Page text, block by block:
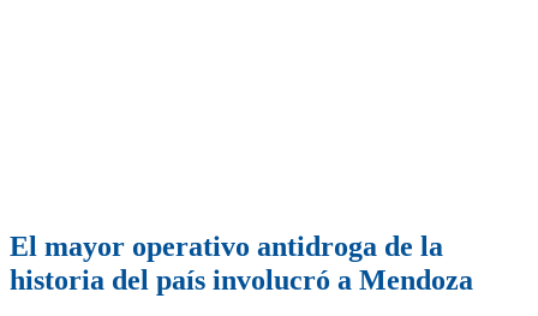
El mayor operativo antidroga de la
historia del país involucró a Mendoza